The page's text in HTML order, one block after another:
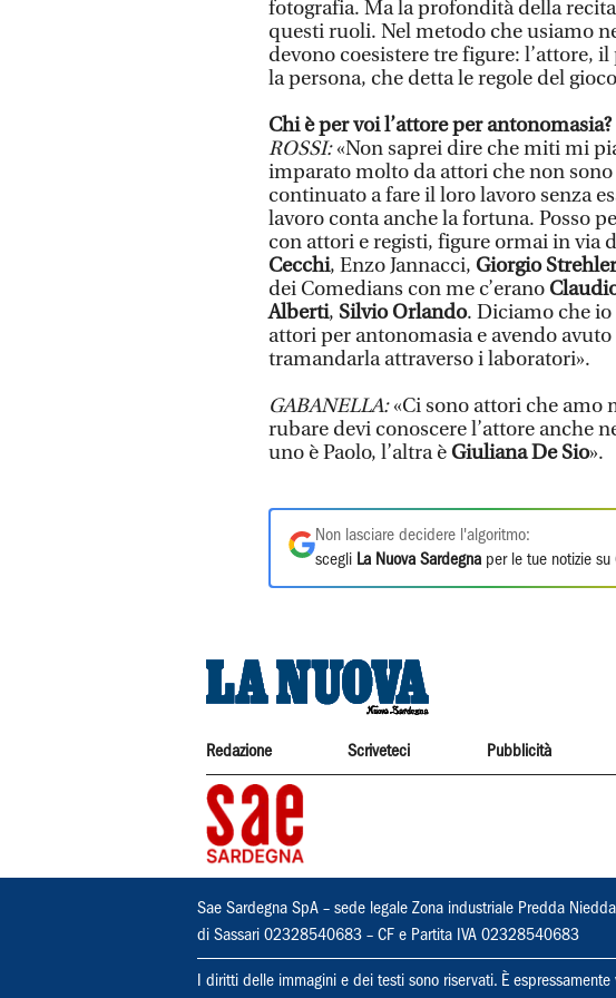
fotografia. Ma la profondità della
questi ruoli. Nel metodo che usiamo
devono coesistere tre figure: l’attore,
la persona, che detta le regole del
Chi è per voi l’attore per antonomasia?
ROSSI:«Non saprei dire che miti mi
imparato molto da attori che non
continuato a fare il loro lavoro senza
lavoro conta anche la fortuna. Posso
con attori e registi, figure ormai in via
Cecchi, Enzo Jannacci, Giorgio Strehler
dei Comedians con me c’erano
Alberti, Silvio Orlando. Diciamo che
attori per antonomasia e avendo
tramandarla attraverso i laboratori».
GABANELLA:«Ci sono attori che amo
rubare devi conoscere l’attore anche
uno è Paolo, l’altra èGiuliana De Sio».
Non lasciare decidere l'algoritmo:
scegli La Nuova Sardegna per le tue notizie su
Redazione Scriveteci Pubblicità
Sae Sardegna SpA – sede legale Zona industriale Predda
di Sassari 02328540683 – CF e Partita IVA 02328540683
I diritti delle immagini e dei testi sono riservati. È